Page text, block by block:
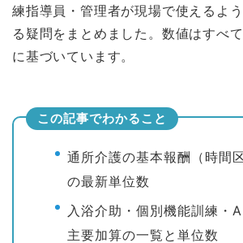
練指導員・管理者が現場で使えるよ
る疑問をまとめました。数値はすべ
に基づいています。
この記事でわかること
通所介護の基本報酬（時間
の最新単位数
入浴介助・個別機能訓練・
主要加算の一覧と単位数